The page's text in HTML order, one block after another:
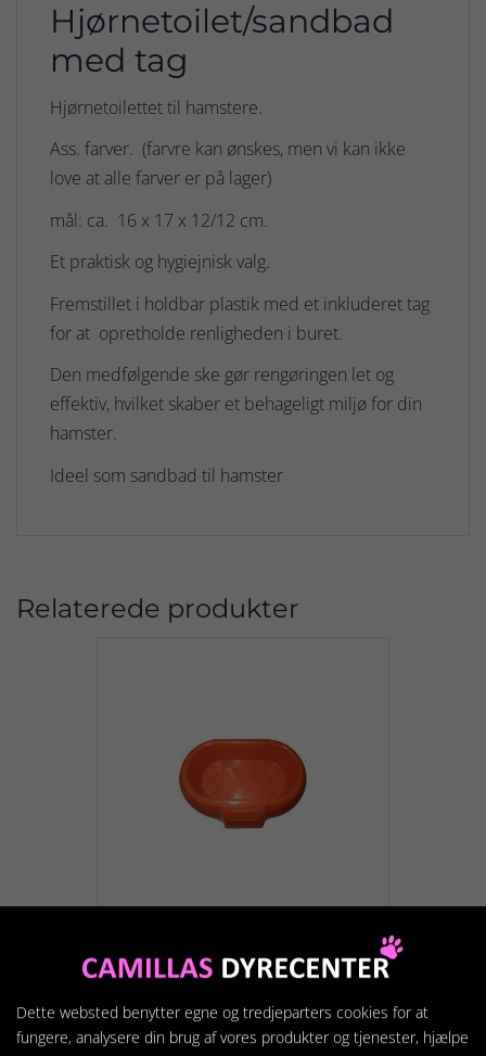
Hjørnetoilet/sandbad
med tag
Hjørnetoilettet til hamstere.
Ass. farver. (farvre kan ønskes, men vi kan ikke
love at alle farver er på lager)
mål: ca. 16 x 17 x 12/12 cm.
Et praktisk og hygiejnisk valg.
Fremstillet i holdbar plastik med et inkluderet tag
for at opretholde renligheden i buret.
Den medfølgende ske gør rengøringen let og
effektiv, hvilket skaber et behageligt miljø for din
hamster.
Ideel som sandbad til hamster
Relaterede produkter
FERPLAST
madskål/sandbad i plast
16,5X11,5X3,5 CM.
Dette websted benytter egne og tredjeparters cookies for at
fungere, analysere din brug af vores produkter og tjenester, hjælpe